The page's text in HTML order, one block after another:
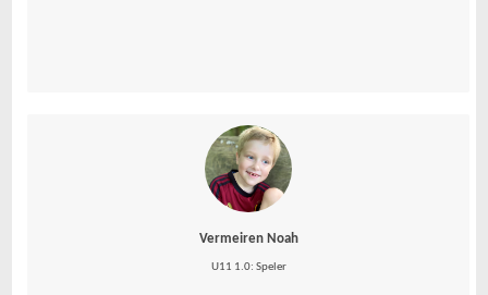
Vermeiren Noah
U11 1.0: Speler